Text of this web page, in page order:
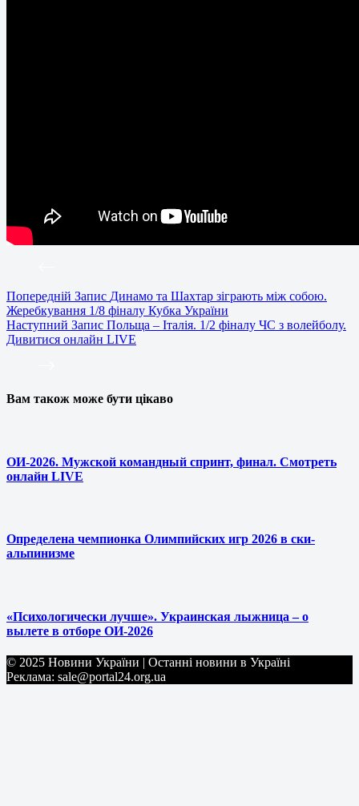
Попередній Запис Динамо та Шахтар зіграють між собою.
Жеребкування 1/8 фіналу Кубка України
Наступний Запис Польща – Італія. 1/2 фіналу ЧС з волейболу.
Дивитися онлайн LIVE
Вам також може бути цікаво
ОИ-2026. Мужской командный спринт, финал. Смотреть
онлайн LIVE
Определена чемпионка Олимпийских игр 2026 в ски-
альпинизме
«Психологически лучше». Украинская лыжница – о
вылете в отборе ОИ-2026
© 2025 Новини України | Останні новини в Україні
Реклама: sale@portal24.org.ua